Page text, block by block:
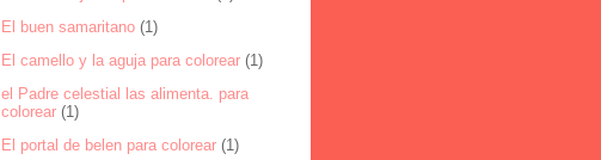
El buen samaritano (1)
El camello y la aguja para colorear (1)
el Padre celestial las alimenta. para
colorear (1)
El portal de belen para colorear (1)